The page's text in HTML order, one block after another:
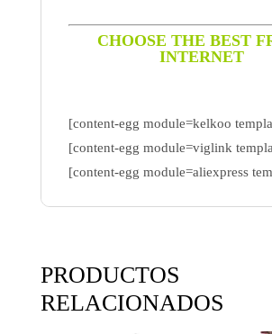
CHOOSE THE BEST
INTERNET
[content-egg module=kelkoo
[content-egg module=viglink
[content-egg module=aliexpress
PRODUCTOS
RELACIONADOS